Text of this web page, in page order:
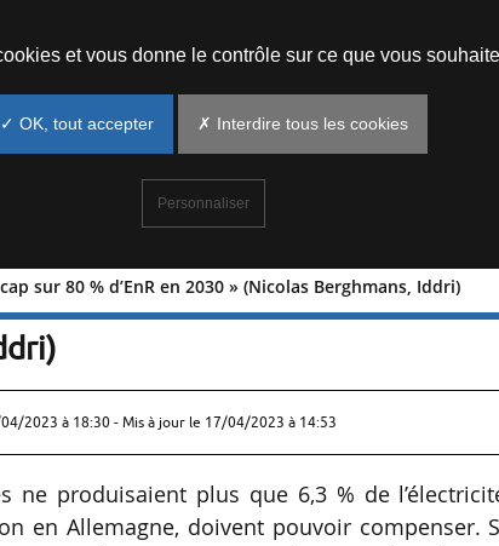
sur 80 % d’EnR en 2030 » (Nicolas Berghmans, Iddri)
cap sur 80 % d’EnR en
2023 à 18:30- Mis à jour le 17/04/2023 à 14:53
ne produisaient plus que 6,3 % de
en Allemagne, doivent pouvoir compenser.
et vous donne le contrôle sur ce que vous
✓ OK, tout accepter ✗ Interdire tous les cookies
Personnaliser